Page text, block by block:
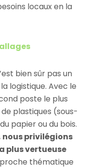
locaux en la
bien sûr pas un
logistique. Avec le
poste le plus
plastiques (sous-
papier ou du bois.
nous privilégions
plus vertueuse
thématique